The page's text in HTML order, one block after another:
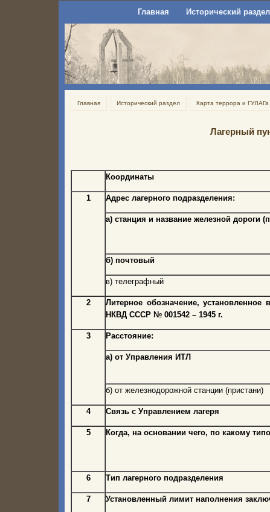
Главная Исторический раздел
Главная Исторический раздел Карта террора и ГУЛАГа
Лагерный
Координаты
1 Адрес лагерного подразделения:
а) станция и название железной дороги
б) почтовый
в) телеграфный
2 Литерное обозначение, установленное
НКВД СССР № 001542 – 1945 г.
3 Расстояние:
а) от Управления ИТЛ
б) от железнодорожной станции (пристани)
4 Связь с Управлением лагеря
5 Когда, на основании чего, по какому
6 Тип лагерного подразделения
7 Установленный лимит наполнения